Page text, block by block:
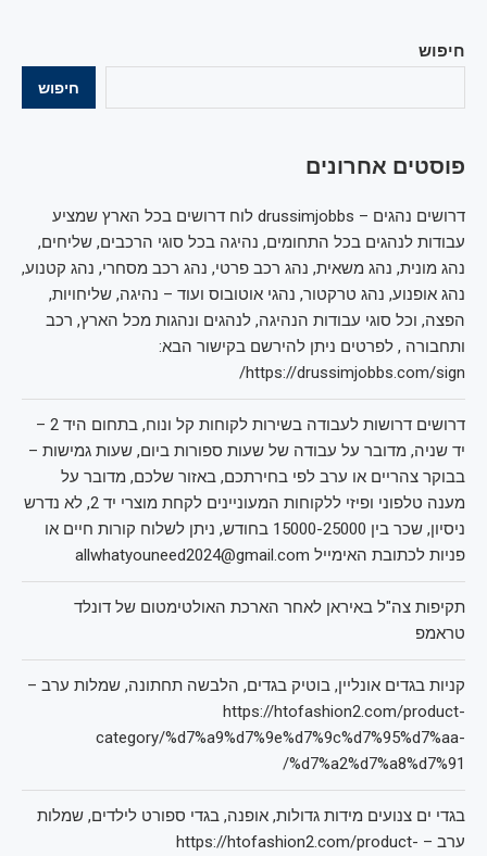
חיפוש
חיפוש
פוסטים אחרונים
דרושים נהגים – drussimjobbs לוח דרושים בכל הארץ שמציע
עבודות לנהגים בכל התחומים, נהיגה בכל סוגי הרכבים, שליחים,
נהג מונית, נהג משאית, נהג רכב פרטי, נהג רכב מסחרי, נהג קטנוע,
נהג אופנוע, נהג טרקטור, נהגי אוטובוס ועוד – נהיגה, שליחויות,
הפצה, וכל סוגי עבודות הנהיגה, לנהגים ונהגות מכל הארץ, רכב
ותחבורה , לפרטים ניתן להירשם בקישור הבא:
https://drussimjobbs.com/sign/
דרושים דרושות לעבודה בשירות לקוחות קל ונוח, בתחום היד 2 –
יד שניה, מדובר על עבודה של שעות ספורות ביום, שעות גמישות –
בבוקר צהריים או ערב לפי בחירתכם, באזור שלכם, מדובר על
מענה טלפוני ופיזי ללקוחות המעוניינים לקחת מוצרי יד 2, לא נדרש
ניסיון, שכר בין 15000-25000 בחודש, ניתן לשלוח קורות חיים או
פניות לכתובת האימייל allwhatyouneed2024@gmail.com
תקיפות צה"ל באיראן לאחר הארכת האולטימטום של דונלד
טראמפ
קניות בגדים אונליין, בוטיק בגדים, הלבשה תחתונה, שמלות ערב –
https://htofashion2.com/product-
category/%d7%a9%d7%9e%d7%9c%d7%95%d7%aa-
%d7%a2%d7%a8%d7%91/
בגדי ים צנועים מידות גדולות, אופנה, בגדי ספורט לילדים, שמלות
ערב – https://htofashion2.com/product-